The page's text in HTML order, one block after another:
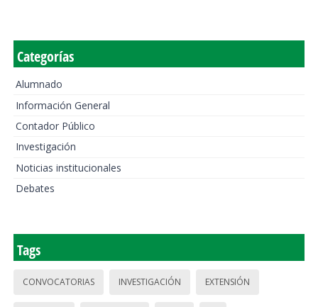
Categorías
Alumnado
Información General
Contador Público
Investigación
Noticias institucionales
Debates
Tags
CONVOCATORIAS INVESTIGACIÓN EXTENSIÓN